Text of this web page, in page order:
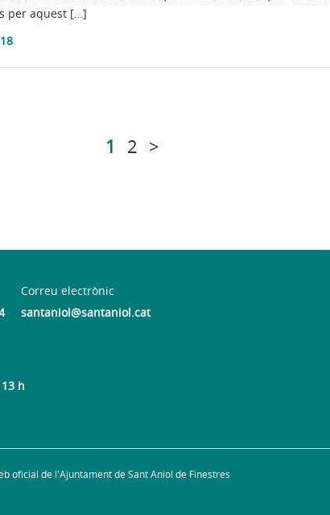
per aquest […]
1 2 >
Correu electrònic
santaniol@santaniol.cat
h
oficial de l'Ajuntament de Sant Aniol de Finestres